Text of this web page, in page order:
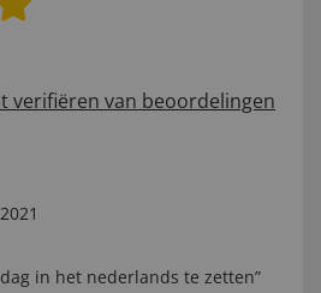
verifiëren van beoordelingen
in het nederlands te zetten”